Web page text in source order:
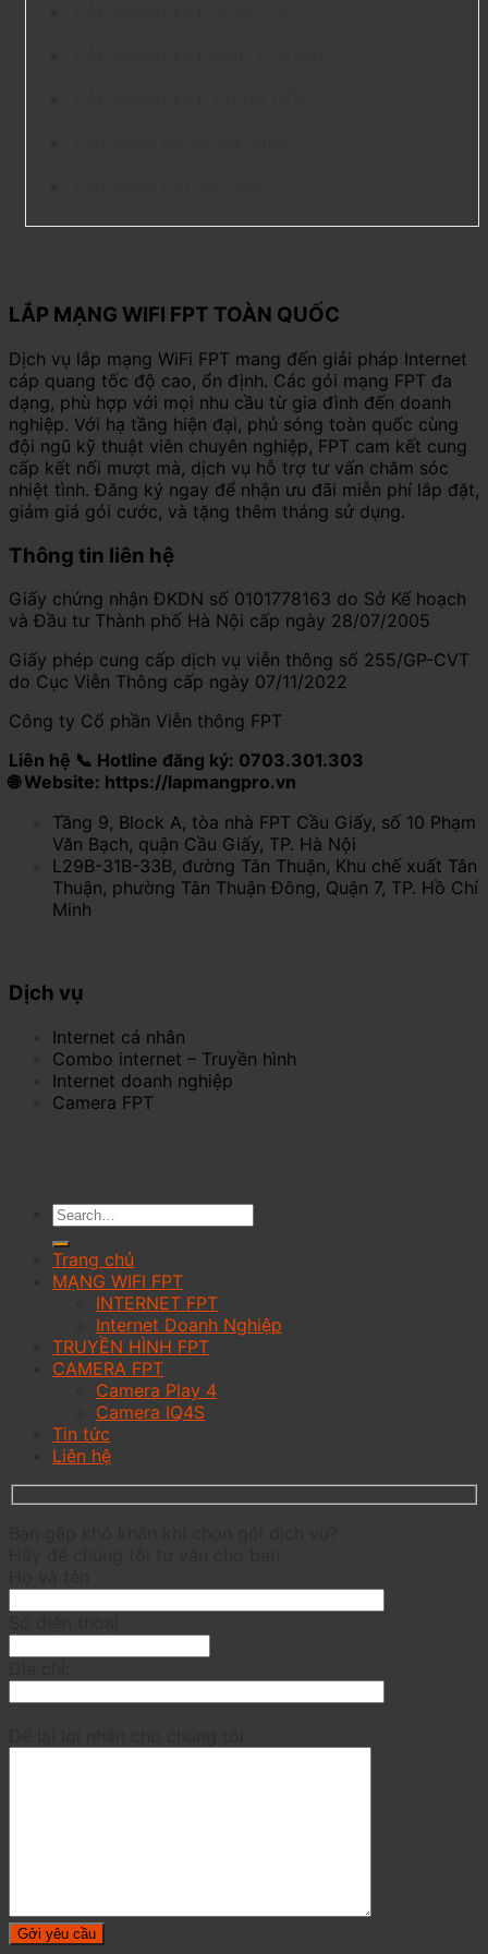
LẮP MẠNG WIFI FPT TOÀN QUỐC
Dịch vụ lắp mạng WiFi FPT mang đến giải pháp Internet
cáp quang tốc độ cao, ổn định. Các gói mạng FPT đa
dạng, phù hợp với mọi nhu cầu từ gia đình đến doanh
nghiệp. Với hạ tầng hiện đại, phủ sóng toàn quốc cùng
đội ngũ kỹ thuật viên chuyên nghiệp, FPT cam kết cung
cấp kết nối mượt mà, dịch vụ hỗ trợ tư vấn chăm sóc
nhiệt tình. Đăng ký ngay để nhận ưu đãi miễn phí lắp đặt,
giảm giá gói cước, và tặng thêm tháng sử dụng.
Thông tin liên hệ
Giấy chứng nhận ĐKDN số 0101778163 do Sở Kế hoạch
và Đầu tư Thành phố Hà Nội cấp ngày 28/07/2005
Giấy phép cung cấp dịch vụ viễn thông số 255/GP-CVT
do Cục Viễn Thông cấp ngày 07/11/2022
Công ty Cổ phần Viễn thông FPT
Liên hệ 📞 Hotline đăng ký: 0703.301.303
🌐 Website: https://lapmangpro.vn
Tầng 9, Block A, tòa nhà FPT Cầu Giấy, số 10 Phạm
Văn Bạch, quận Cầu Giấy, TP. Hà Nội
L29B-31B-33B, đường Tân Thuận, Khu chế xuất Tân
Thuận, phường Tân Thuận Đông, Quận 7, TP. Hồ Chí
Minh
Dịch vụ
Internet cá nhân
Combo internet – Truyền hình
Internet doanh nghiệp
Camera FPT
Trang chủ
MẠNG WIFI FPT
INTERNET FPT
Internet Doanh Nghiệp
TRUYỀN HÌNH FPT
CAMERA FPT
Camera Play 4
Camera IQ4S
Tin tức
Liên hệ